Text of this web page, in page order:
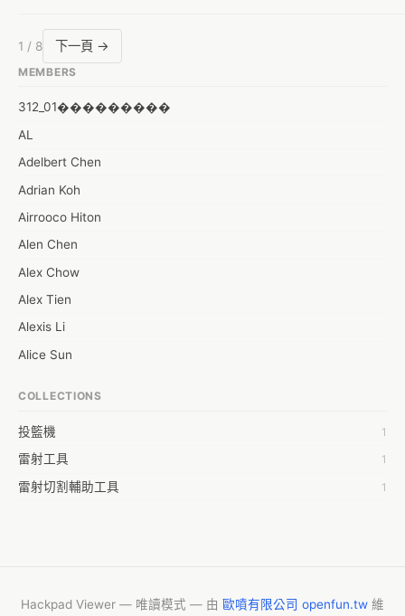
1 / 8 下一頁 →
MEMBERS
312_01���������
AL
Adelbert Chen
Adrian Koh
Airrooco Hiton
Alen Chen
Alex Chow
Alex Tien
Alexis Li
Alice Sun
Allen Wu
Amanda Liu
Anby Wen
Bestian Tang
COLLECTIONS
投籃機 1
雷射工具 1
雷射切割輔助工具 1
Hackpad Viewer — 唯讀模式 — 由 歐噴有限公司 openfun.tw 維